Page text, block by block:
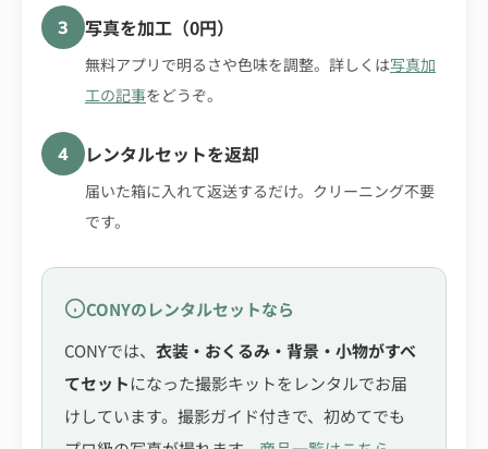
3 写真を加工（0円）
無料アプリで明るさや色味を調整。詳しくは写真加
工の記事をどうぞ。
4 レンタルセットを返却
届いた箱に入れて返送するだけ。クリーニング不要
です。
CONYのレンタルセットなら
CONYでは、 衣装・おくるみ・背景・小物がすべ
てセットになった撮影キットをレンタルでお届
けしています。撮影ガイド付きで、初めてでも